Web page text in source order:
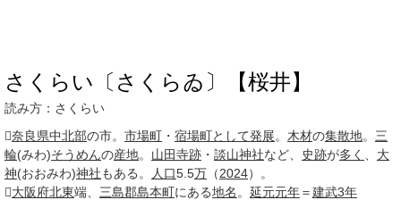
さくらい〔さくらゐ〕【桜井】
読み方：さくらい
奈良県中北部の市。 市場町 ・ 宿場町として発展。 木材の集散地。 三
輪(みわ)そうめんの産地。 山田寺跡 ・ 談山神社など、 史跡が多く
大
神(おおみわ)神社もある。 人口5.5万 （2024）。
大阪府北東端、 三島郡島本町にある地名 。 延元元年＝建武3年